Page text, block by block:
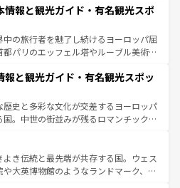
リア情報はコンテンツ一覧を参照してほ
では、情熱的なフラメンコ、熱気あふ
味しいタパスが生活の一部となってい
ドの洗練された雰囲気や、バルセロナの
から、地方では古代ローマ遺跡や中世
て風土や気候が異なるスペインはその個
照してほしい。
情報と観光ガイド・有名観光スポ
中の旅行者を魅了し続けるヨーロッパ屈
パリのエッフェル塔やルーブル美術館
詰まっている。華麗な宮殿、歴史的な大
チ、そして豊かな自然が、訪れる者を心
た、フランスは美食の国としても知ら
はユネスコ無形文化遺産にも登録されて
畑など、多彩な楽しみ方が可能だ。さ
地域にも魅力が溢れており、どの街角に
が息づいている。パリ以外の個性あふ
報と観光ガイド・有名観光スポッ
歴史と多彩な文化が交差するヨーロッパ
国。中世の街並みが残るロマンチック街
どこを歩いても飽きることがない。ベ
気、バイエルン州のアルプスの絶景、そ
のワイン畑といった風景は必見。ビール
よき伝統と最先端が共存する国。ウェス
や大英博物館のようなランドマーク、歴